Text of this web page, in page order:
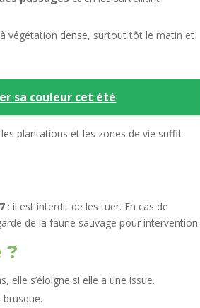
végétation dense, surtout tôt le matin et
sa couleur cet été
plantations et les zones de vie suffit
: il est interdit de les tuer. En cas de
de la faune sauvage pour intervention.
?
elle s’éloigne si elle a une issue.